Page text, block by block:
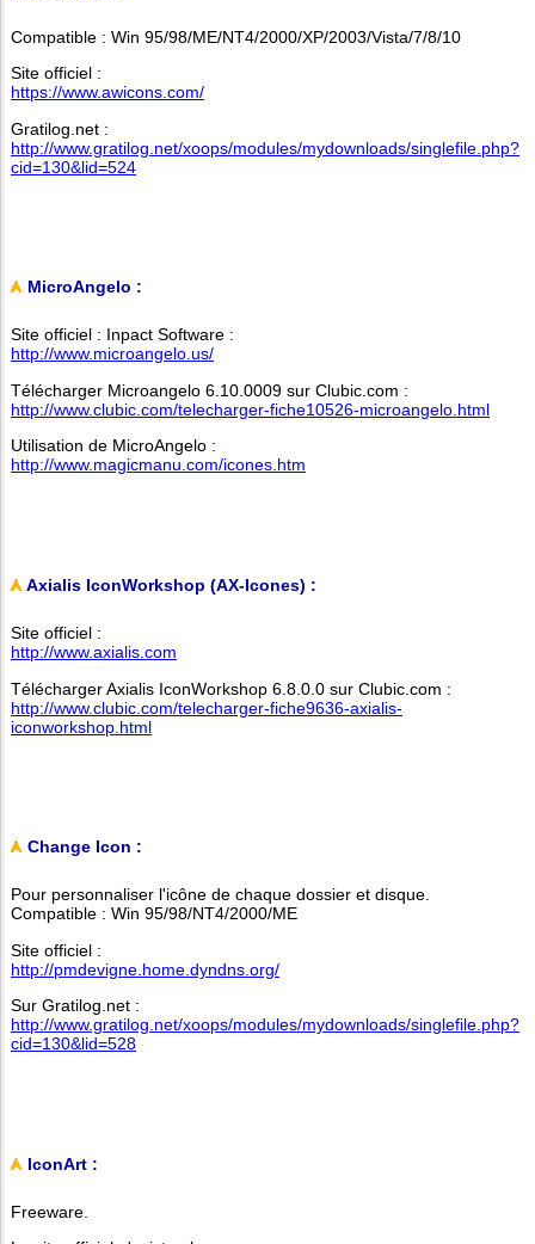
Compatible : Win 95/98/ME/NT4/2000/XP/2003/Vista/7/8/10
Site officiel :
https://www.awicons.com/
Gratilog.net :
http://www.gratilog.net/xoops/modules/mydownloads/singlefile.php?
cid=130&lid=524
MicroAngelo :
Site officiel : Inpact Software :
http://www.microangelo.us/
Télécharger Microangelo 6.10.0009 sur Clubic.com :
http://www.clubic.com/telecharger-fiche10526-microangelo.html
Utilisation de MicroAngelo :
http://www.magicmanu.com/icones.htm
Axialis IconWorkshop (AX-Icones) :
Site officiel :
http://www.axialis.com
Télécharger Axialis IconWorkshop 6.8.0.0 sur Clubic.com :
http://www.clubic.com/telecharger-fiche9636-axialis-
iconworkshop.html
Change Icon :
Pour personnaliser l'icône de chaque dossier et disque.
Compatible : Win 95/98/NT4/2000/ME
Site officiel :
http://pmdevigne.home.dyndns.org/
Sur Gratilog.net :
http://www.gratilog.net/xoops/modules/mydownloads/singlefile.php?
cid=130&lid=528
IconArt :
Freeware.